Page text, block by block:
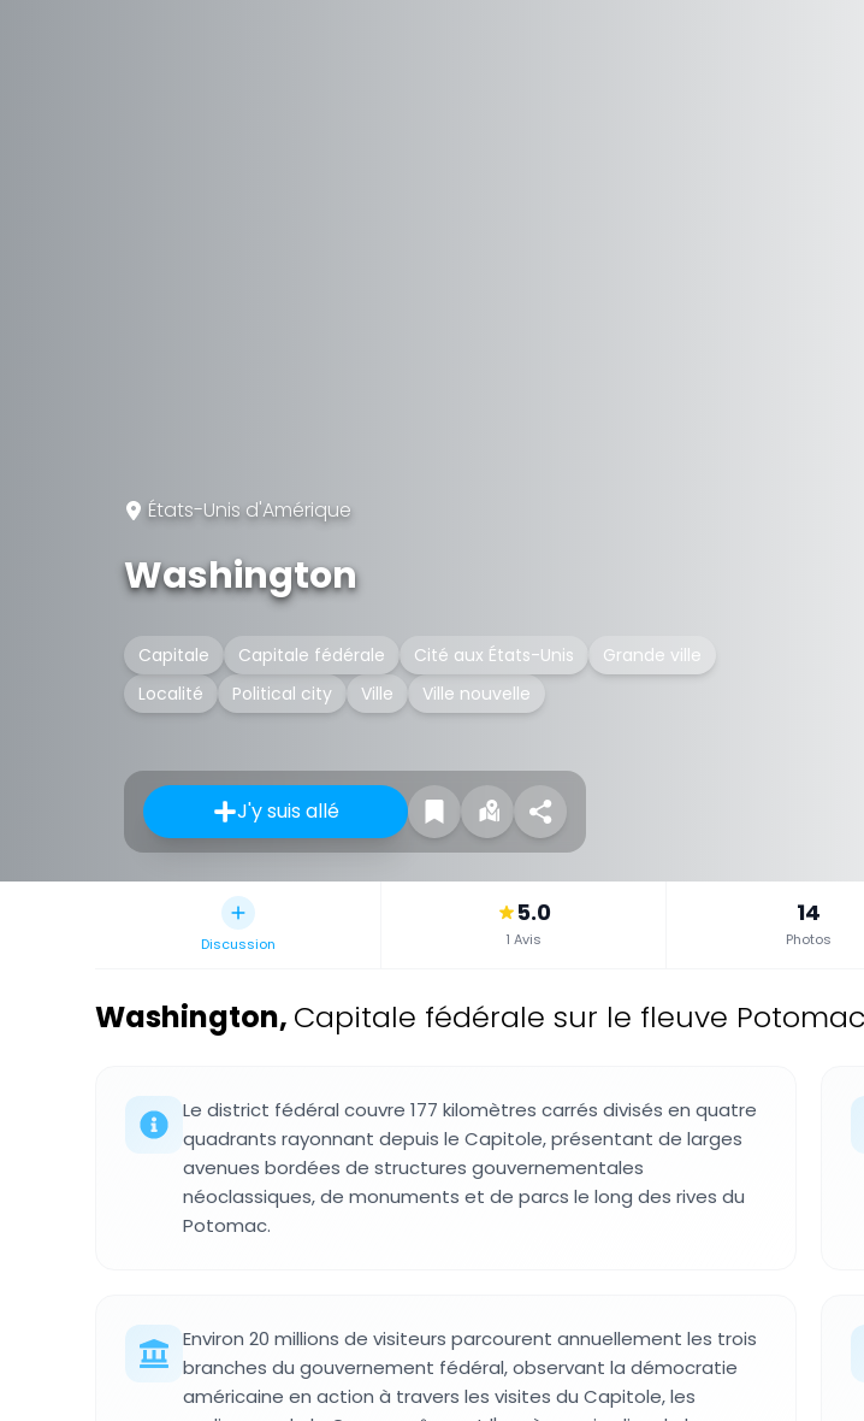
États-Unis d'Amérique
Washington
Capitale Capitale fédérale Cité aux États-Unis
Grande ville
Localité
Political city Ville Ville nouvelle
J'y suis allé
Discussion
5.0
1 Avis
14
Photos
Washington, Capitale fédérale sur le fleuve
Le district fédéral couvre 177 kilomètres carrés divisés en quatre
quadrants rayonnant depuis le Capitole, présentant de larges
avenues bordées de structures gouvernementales
néoclassiques, de monuments et de parcs le long des rives du
Potomac.
Environ 20 millions de visiteurs parcourent annuellement les trois
branches du gouvernement fédéral, observant la démocratie
américaine en action à travers les visites du Capitole, les